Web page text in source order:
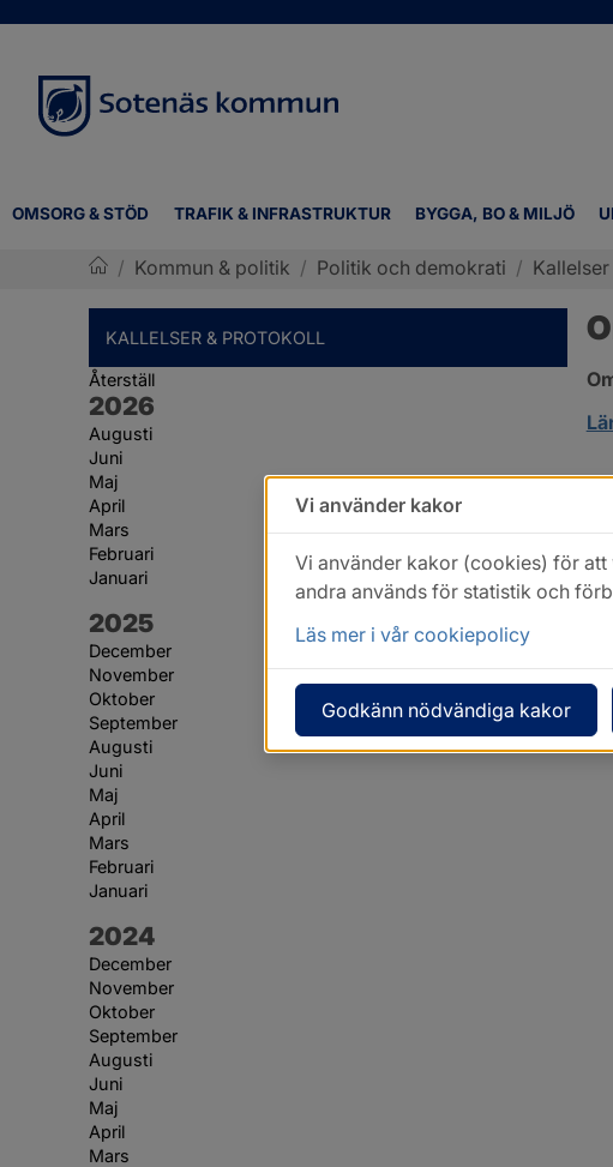
OMSORG & STÖD TRAFIK & INFRASTRUKTUR BYGGA, BO & MILJÖ
/ Kommun & politik / Politik och demokrati /
KALLELSER & PROTOKOLL
Återställ
År:
2026
Augusti
Juni
Maj
April
Mars
Februari
Januari
År:
2025
December
November
Oktober
September
Augusti
Juni
Maj
April
Mars
Februari
Januari
År:
2024
December
November
Oktober
September
Augusti
Juni
Maj
April
Mars
Vi använder kakor
Vi använder kakor (cookies) för
andra används för statistik och
Läs mer i vår cookiepolicy
Godkänn nödvändiga kakor